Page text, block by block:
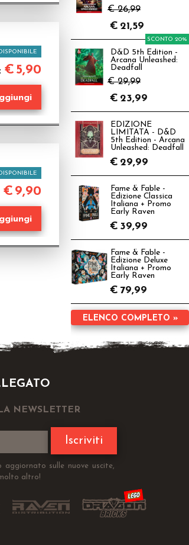
DISPONIBILE
€ 5,90
DISPONIBILE
€ 9,90
€ 26,99
€ 21,59
D&D 5th Edition -
Arcana Unleashed:
Deadfall
€ 29,99
SCONTO 20%
€ 23,99
EDIZIONE
LIMITATA - D&D
5th Edition - Arcana
Unleashed: Deadfall
€ 29,99
Fame & Fable -
Edizione Classica
Italiana + Promo
Early Raven
€ 39,99
Fame & Fable -
Edizione Deluxe
Italiana + Promo
Early Raven
€ 79,99
ELENCO COMPLETO »
NEWSLETTER
Iscriviti
aggiornato sulle nuove uscite,
altro!